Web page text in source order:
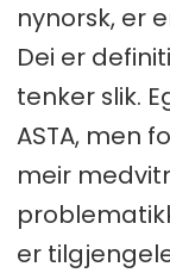
nynorsk, er
Dei er
tenker slik.
ASTA, men
meir
er